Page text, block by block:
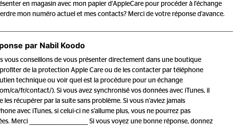
en magasin avec mon papier d'AppleCare pour procéder à l'échange
mon numéro actuel et mes contacts? Merci de votre réponse d'avance.
par Nabil Koodo
vous conseillons de vous présenter directement dans une boutique
de la protection Apple Care ou de les contacter par téléphone
technique ou voir quel est la procédure pour un échange
ca/fr/contact/). Si vous avez synchronisé vos données avec iTunes, il
les récupérer par la suite sans problème. Si vous n'aviez jamais
avec iTunes, si celui-ci ne s'allume plus, vous ne pourrez pas
Merci ________________________ Si vous voyez une bonne réponse, donnez